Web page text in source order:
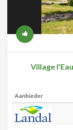
Village
Aanbieder